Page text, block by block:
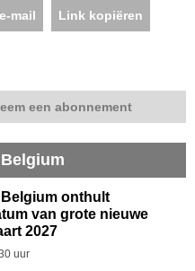
mail Link kopiëren
een abonnement
onthult
van grote nieuwe
2027
uur